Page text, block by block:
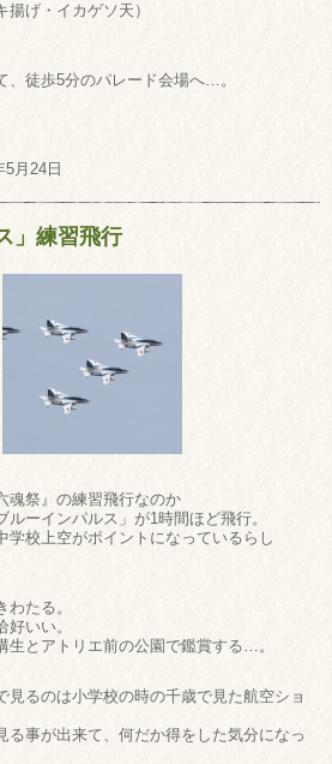
揚げ・イカゲソ天）
、徒歩5分のパレード会場へ…。
月24日
」練習飛行
魂祭』の練習飛行なのか
ーインパルス」が1時間ほど飛行。
学校上空がポイントになっているらし
たる。
いい。
生とアトリエ前の公園で鑑賞する…。
見るのは小学校の時の千歳で見た航空ショ
る事が出来て、何だか得をした気分になっ